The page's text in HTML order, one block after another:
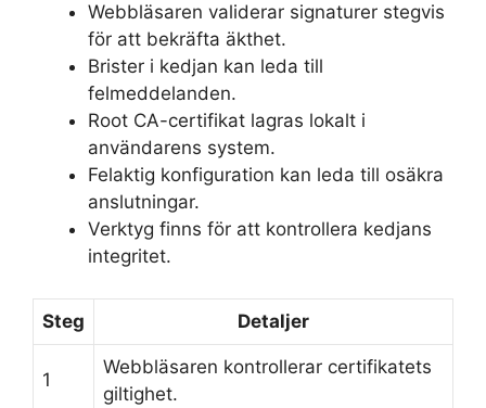
Webbläsaren validerar signaturer stegvis
för att bekräfta äkthet.
Brister i kedjan kan leda till
felmeddelanden.
Root CA-certifikat lagras lokalt i
användarens system.
Felaktig konfiguration kan leda till osäkra
anslutningar.
Verktyg finns för att kontrollera kedjans
integritet.
Steg Detaljer
1
Webbläsaren kontrollerar certifikatets
giltighet.